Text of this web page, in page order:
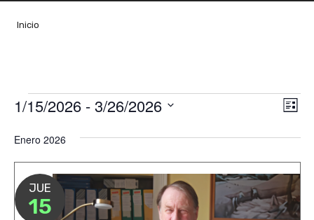
Inicio
Eventos
de
1/15/2026 - 3/26/2026
fecha.
Enero 2026
JUE
15